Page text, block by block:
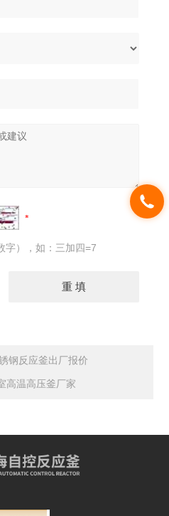
字），如：三加四=7
钢反应釜出厂报价
高温高压釜厂家